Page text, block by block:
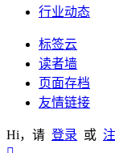
行业动态
标签云
读者墙
页面存档
友情链接
Hi，请 登录 或